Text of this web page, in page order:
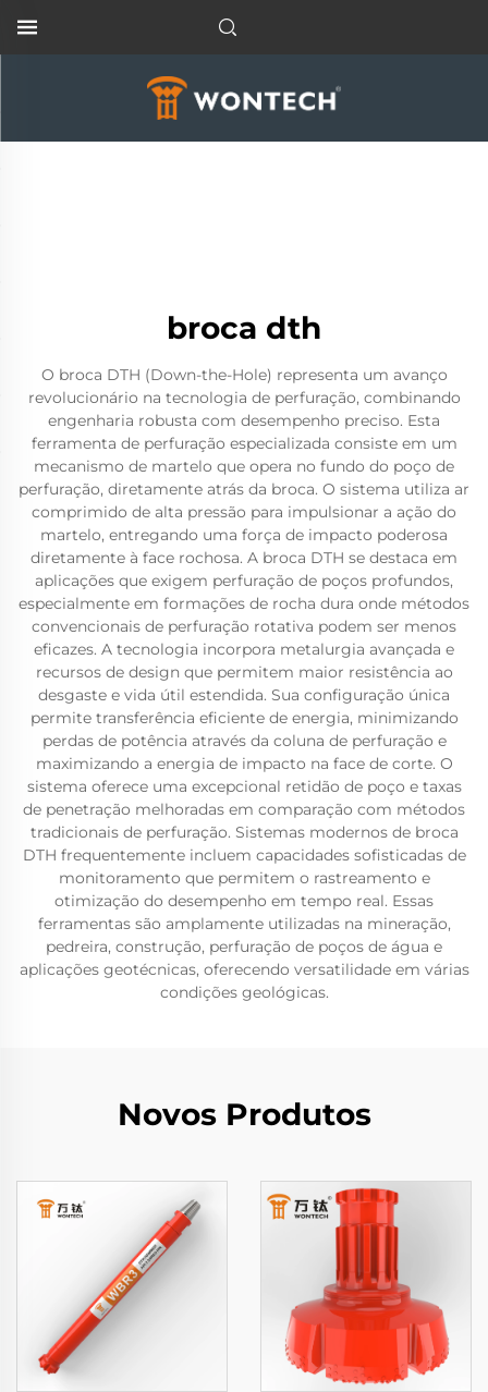
broca dth
O broca DTH (Down-the-Hole) representa um avanço
revolucionário na tecnologia de perfuração, combinando
engenharia robusta com desempenho preciso. Esta
ferramenta de perfuração especializada consiste em um
mecanismo de martelo que opera no fundo do poço de
perfuração, diretamente atrás da broca. O sistema utiliza ar
comprimido de alta pressão para impulsionar a ação do
martelo, entregando uma força de impacto poderosa
diretamente à face rochosa. A broca DTH se destaca em
aplicações que exigem perfuração de poços profundos,
especialmente em formações de rocha dura onde métodos
convencionais de perfuração rotativa podem ser menos
eficazes. A tecnologia incorpora metalurgia avançada e
recursos de design que permitem maior resistência ao
desgaste e vida útil estendida. Sua configuração única
permite transferência eficiente de energia, minimizando
perdas de potência através da coluna de perfuração e
maximizando a energia de impacto na face de corte. O
sistema oferece uma excepcional retidão de poço e taxas
de penetração melhoradas em comparação com métodos
tradicionais de perfuração. Sistemas modernos de broca
DTH frequentemente incluem capacidades sofisticadas de
monitoramento que permitem o rastreamento e
otimização do desempenho em tempo real. Essas
ferramentas são amplamente utilizadas na mineração,
pedreira, construção, perfuração de poços de água e
aplicações geotécnicas, oferecendo versatilidade em várias
condições geológicas.
Novos Produtos